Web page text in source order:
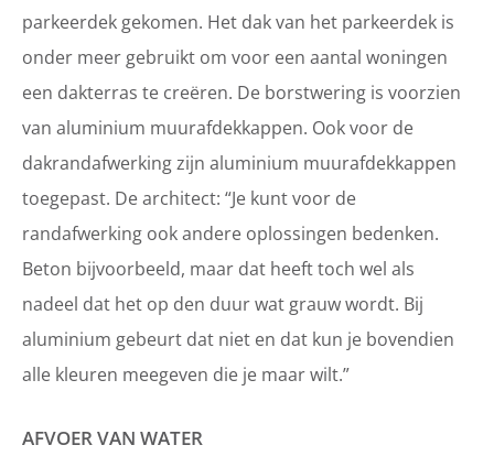
parkeerdek gekomen. Het dak van het parkeerdek is
onder meer gebruikt om voor een aantal woningen
een dakterras te creëren. De borstwering is voorzien
van aluminium muurafdekkappen. Ook voor de
dakrandafwerking zijn aluminium muurafdekkappen
toegepast. De architect: “Je kunt voor de
randafwerking ook andere oplossingen bedenken.
Beton bijvoorbeeld, maar dat heeft toch wel als
nadeel dat het op den duur wat grauw wordt. Bij
aluminium gebeurt dat niet en dat kun je bovendien
alle kleuren meegeven die je maar wilt.”
AFVOER VAN WATER